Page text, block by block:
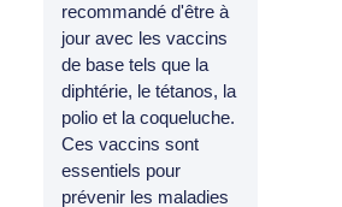
recommandé d'être à
jour avec les vaccins
de base tels que la
diphtérie, le tétanos, la
polio et la coqueluche.
Ces vaccins sont
essentiels pour
prévenir les maladies